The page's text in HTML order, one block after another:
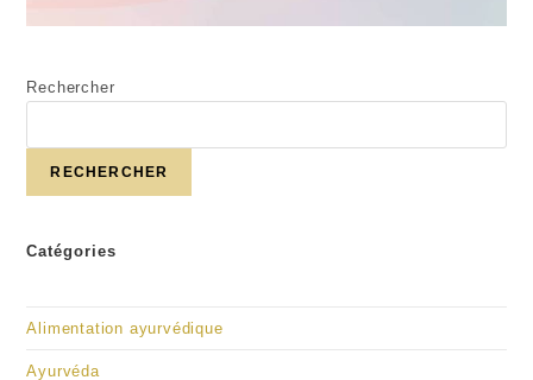
Rechercher
RECHERCHER
Catégories
Alimentation ayurvédique
Ayurvéda